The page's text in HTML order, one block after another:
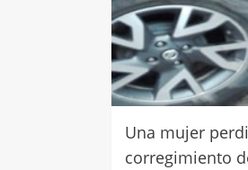
Una mujer
corregimiento